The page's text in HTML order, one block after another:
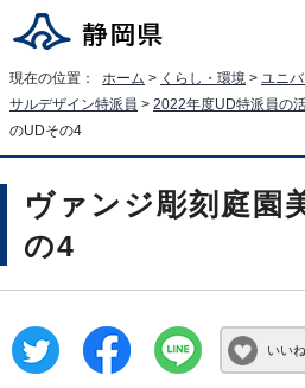
現在の位置： ホーム > くらし・環境 > ユニ
サルデザイン特派員 > 2022年度UD特派員の
のUDその4
ヴァンジ彫刻庭園
の4
いいね